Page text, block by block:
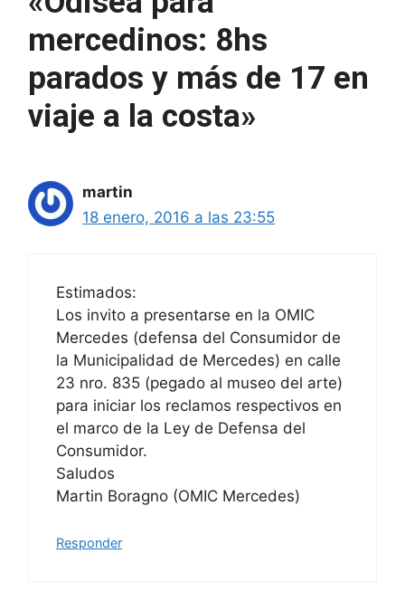
mercedinos: 8hs
parados y más de 17 en
viaje a la costa»
martin
18 enero, 2016 a las 23:55
Estimados:
Los invito a presentarse en la OMIC
Mercedes (defensa del Consumidor de
la Municipalidad de Mercedes) en calle
23 nro. 835 (pegado al museo del arte)
para iniciar los reclamos respectivos en
el marco de la Ley de Defensa del
Consumidor.
Saludos
Martin Boragno (OMIC Mercedes)
Responder